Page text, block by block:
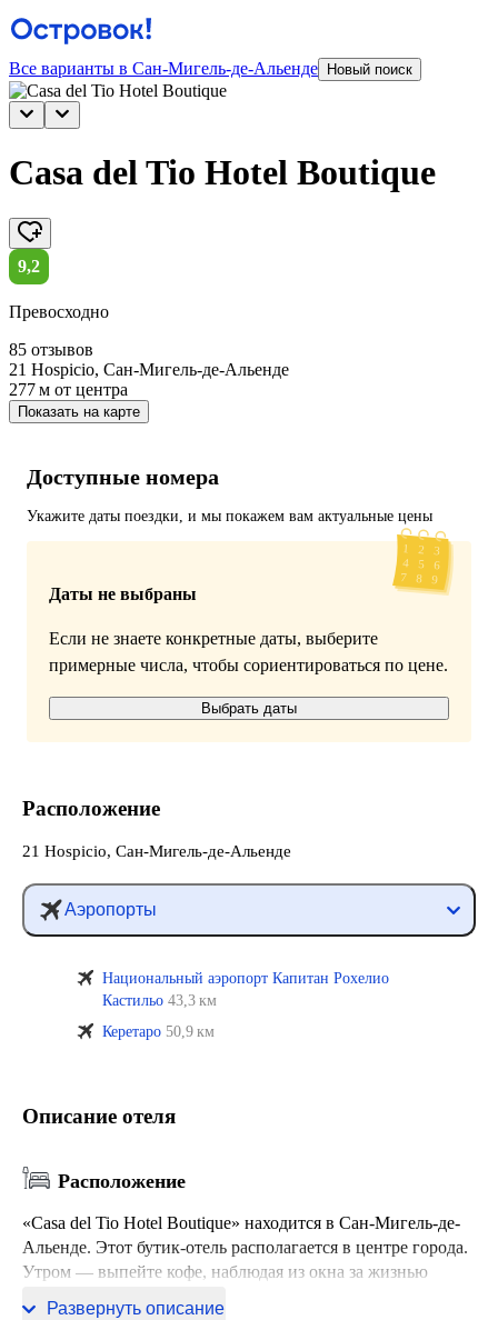
Все варианты в Сан-Мигель-де-Альенде Новый поиск
Casa del Tio Hotel Boutique
9,2
Превосходно
85 отзывов
21 Hospicio, Сан-Мигель-де-Альенде
277 м от центра
Показать на карте
Доступные номера
Укажите даты поездки, и мы покажем вам актуальные цены
Даты не выбраны
Если не знаете конкретные даты, выберите
примерные числа, чтобы сориентироваться по цене.
Выбрать даты
Расположение
21 Hospicio, Сан-Мигель-де-Альенде
Аэропорты
Национальный аэропорт Капитан Рохелио
Кастильо 43,3 км
Керетаро 50,9 км
Описание отеля
Расположение
«Casa del Tio Hotel Boutique» находится в Сан-Мигель-де-
Альенде. Этот бутик-отель располагается в центре города.
Утром — выпейте кофе, наблюдая из окна за жизнью
Развернуть описание